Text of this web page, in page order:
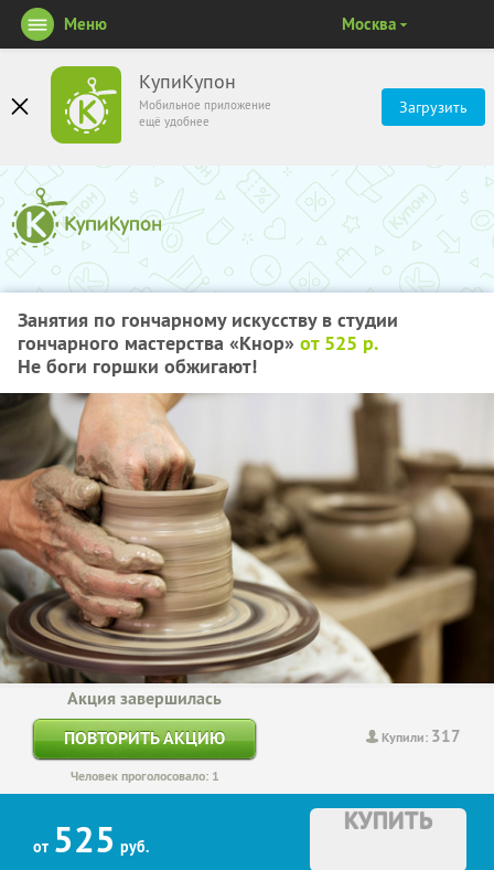
КупиКупон
Мобильное приложение
ещё удобнее
Загрузить
Меню Москва
Занятия по гончарному искусству в студии
гончарного мастерства «Кнор» от 525 р.
Не боги горшки обжигают!
Купили: 317
Акция завершилась
ПОВТОРИТЬ АКЦИЮ
Человек проголосовало: 1
от 525 руб.
КУПИТЬ